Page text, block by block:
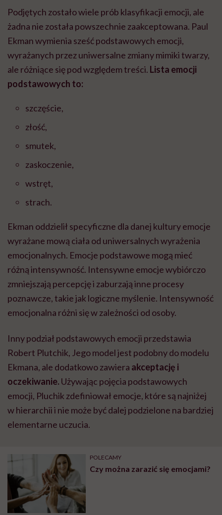
Podjętych zostało wiele prób klasyfikacji emocji, ale
żadna nie została powszechnie zaakceptowana. Paul
Ekman wymienia sześć podstawowych emocji,
wyrażanych przez uniwersalne zmiany mimiki twarzy,
ale różniące się pod względem treści. Lista emocji
podstawowych to:
szczęście,
złość,
smutek,
zaskoczenie,
wstręt,
strach.
Ekman oddzielił specyficzne dla danej kultury emocje
wyrażane mową ciała od uniwersalnych wyrażenia
emocjonalnych. Emocje podstawowe mogą mieć
różną intensywność. Intensywne emocje wybiórczo
zmniejszają percepcję i zaburzają inne procesy
poznawcze, takie jak logiczne myślenie. Intensywność
emocjonalna różni się w zależności od osoby.
Inny podział podstawowych emocji przedstawia
Robert Plutchik, Jego model jest podobny do modelu
Ekmana, ale dodatkowo zawiera akceptację i
oczekiwanie. Używając pojęcia podstawowych
emocji, Pluchik zdefiniował emocje, które są najniżej
w hierarchii i nie może być dalej podzielone na bardziej
elementarne uczucia.
POLECAMY
Czy można zarazić się emocjami?